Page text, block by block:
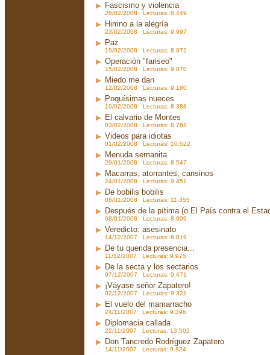
Fascismo y violencia
26/02/2008 Lecturas: 8.449
Himno a la alegría
23/02/2008 Lecturas: 9.997
Paz
19/02/2008 Lecturas: 8.872
Operación "fariseo"
15/02/2008 Lecturas: 9.870
Miedo me dan
12/02/2008 Lecturas: 9.180
Poquísimas nueces
10/02/2008 Lecturas: 8.388
El calvario de Montes
03/02/2008 Lecturas: 8.768
Videos para idiotas
01/02/2008 Lecturas: 10.522
Menuda semanita
29/01/2008 Lecturas: 8.547
Macarras, atorrantes, cansinos
24/01/2008 Lecturas: 9.451
De bobilis bobilis
08/01/2008 Lecturas: 11.355
Después de la pítima (o El País contra el
08/01/2008 Lecturas: 8.909
Veredicto: asesinato
14/12/2007 Lecturas: 8.819
De tu querida presencia...
11/12/2007 Lecturas: 9.975
De la secta y los sectarios
07/12/2007 Lecturas: 9.471
¡Váyase señor Zapatero!
02/12/2007 Lecturas: 9.321
El vuelo del mamarracho
24/11/2007 Lecturas: 9.396
Diplomacia callada
22/11/2007 Lecturas: 13.502
Don Tancredo Rodríguez Zapatero
14/11/2007 Lecturas: 9.824